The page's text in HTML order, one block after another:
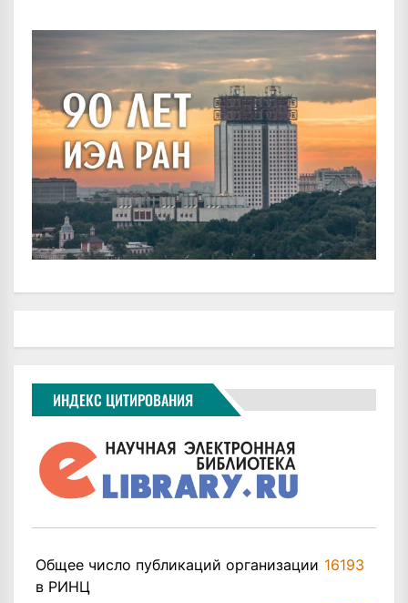
ИНДЕКС ЦИТИРОВАНИЯ
Общее число публикаций организации
в РИНЦ
16193